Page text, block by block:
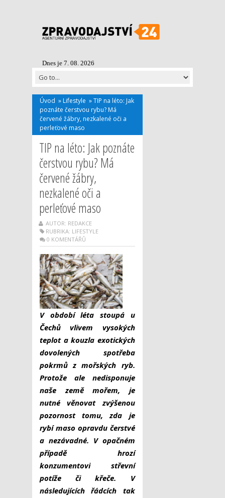
Dnes je 7. 08. 2026
Úvod » Lifestyle »TIP na léto: Jak
poznáte čerstvou rybu? Má
červené žábry, nezkalené oči a
perleťové maso
TIP na léto: Jak poznáte
čerstvou rybu? Má
červené žábry,
nezkalené oči a
perleťové maso
AUTOR: REDAKCE
RUBRIKA: LIFESTYLE
0 KOMENTÁŘŮ
V období léta stoupá u
Čechů vlivem vysokých
teplot a kouzla exotických
dovolených spotřeba
pokrmů z mořských ryb.
Protože ale nedisponuje
naše země mořem, je
nutné věnovat zvýšenou
pozornost tomu, zda je
rybí maso opravdu čerstvé
a nezávadné. V opačném
případě hrozí
konzumentovi střevní
potíže či křeče. V
následujících řádcích tak